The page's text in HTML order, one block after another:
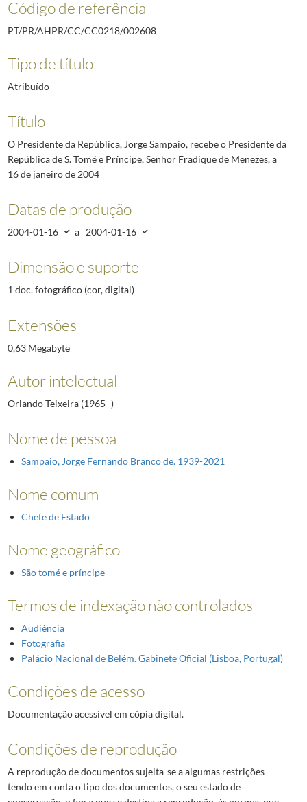
Código de referência
PT/PR/AHPR/CC/CC0218/002608
Tipo de título
Atribuído
Título
O Presidente da República, Jorge Sampaio, recebe o Presidente da
República de S. Tomé e Príncipe, Senhor Fradique de Menezes, a
16 de janeiro de 2004
Datas de produção
2004-01-16 a 2004-01-16
Dimensão e suporte
1 doc. fotográfico (cor, digital)
Extensões
0,63 Megabyte
Autor intelectual
Orlando Teixeira (1965- )
Nome de pessoa
Sampaio, Jorge Fernando Branco de. 1939-2021
Nome comum
Chefe de Estado
Nome geográfico
São tomé e príncipe
Termos de indexação não controlados
Audiência
Fotografia
Palácio Nacional de Belém. Gabinete Oficial (Lisboa, Portugal)
Condições de acesso
Documentação acessível em cópia digital.
Condições de reprodução
A reprodução de documentos sujeita-se a algumas restrições
tendo em conta o tipo dos documentos, o seu estado de